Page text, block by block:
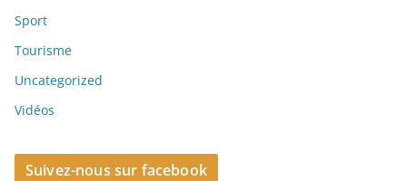
Sport
Tourisme
Uncategorized
Vidéos
Suivez-nous sur facebook